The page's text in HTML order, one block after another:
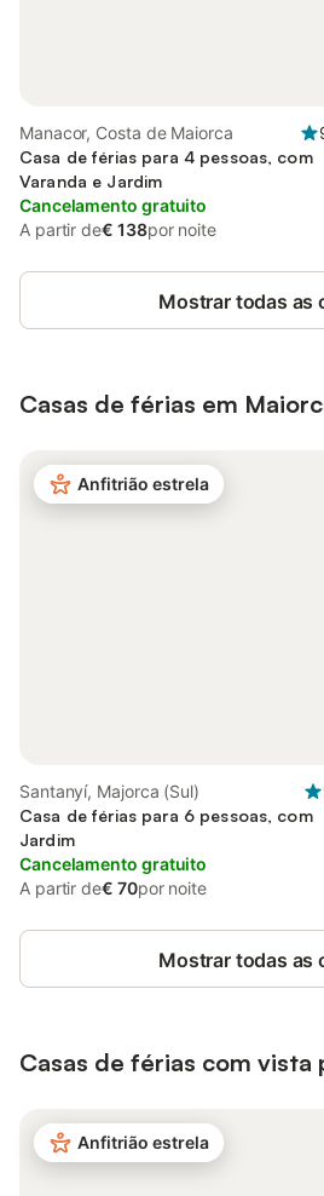
Manacor, Costa de Maiorca
Casa de férias para 4 pessoas, com
Varanda e Jardim
Cancelamento gratuito
A partir de€ 138por noite
Mostrar todas as
Casas de férias em
Anfitrião estrela
Santanyí, Majorca (Sul)
Casa de férias para 6 pessoas, com
Jardim
Cancelamento gratuito
A partir de€ 70por noite
Mostrar todas as
Casas de férias com vista
Anfitrião estrela